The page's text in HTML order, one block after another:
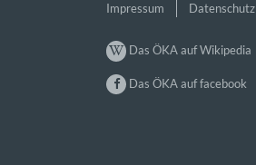
Impressum Datenschutz
Das ÖKA auf Wikipedia
Das ÖKA auf facebook